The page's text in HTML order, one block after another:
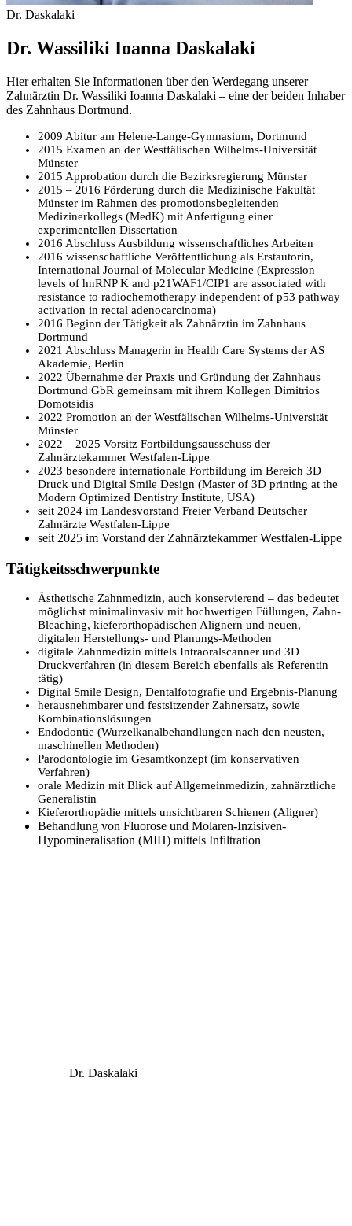
Dr. Daskalaki
Dr. Wassiliki Ioanna Daskalaki
Hier erhalten Sie Informationen über den Werdegang unserer
Zahnärztin Dr. Wassiliki Ioanna Daskalaki – eine der beiden Inhaber
des Zahnhaus Dortmund.
2009 Abitur am Helene-Lange-Gymnasium, Dortmund
2015 Examen an der Westfälischen Wilhelms-Universität
Münster
2015 Approbation durch die Bezirksregierung Münster
2015 – 2016 Förderung durch die Medizinische Fakultät
Münster im Rahmen des promotionsbegleitenden
Medizinerkollegs (MedK) mit Anfertigung einer
experimentellen Dissertation
2016 Abschluss Ausbildung wissenschaftliches Arbeiten
2016 wissenschaftliche Veröffentlichung als Erstautorin,
International Journal of Molecular Medicine (Expression
levels of hnRNP K and p21WAF1/CIP1 are associated with
resistance to radiochemotherapy independent of p53 pathway
activation in rectal adenocarcinoma)
2016 Beginn der Tätigkeit als Zahnärztin im Zahnhaus
Dortmund
2021 Abschluss Managerin in Health Care Systems der AS
Akademie, Berlin
2022 Übernahme der Praxis und Gründung der Zahnhaus
Dortmund GbR gemeinsam mit ihrem Kollegen Dimitrios
Domotsidis
2022 Promotion an der Westfälischen Wilhelms-Universität
Münster
2022 – 2025 Vorsitz Fortbildungsausschuss der
Zahnärztekammer Westfalen-Lippe
2023 besondere internationale Fortbildung im Bereich 3D
Druck und Digital Smile Design (Master of 3D printing at the
Modern Optimized Dentistry Institute, USA)
seit 2024 im Landesvorstand Freier Verband Deutscher
Zahnärzte Westfalen-Lippe
seit 2025 im Vorstand der Zahnärztekammer Westfalen-Lippe
Tätigkeitsschwerpunkte
Ästhetische Zahnmedizin, auch konservierend – das bedeutet
möglichst minimalinvasiv mit hochwertigen Füllungen, Zahn-
Bleaching, kieferorthopädischen Alignern und neuen,
digitalen Herstellungs- und Planungs-Methoden
digitale Zahnmedizin mittels Intraoralscanner und 3D
Druckverfahren (in diesem Bereich ebenfalls als Referentin
tätig)
Digital Smile Design, Dentalfotografie und Ergebnis-Planung
herausnehmbarer und festsitzender Zahnersatz, sowie
Kombinationslösungen
Endodontie (Wurzelkanalbehandlungen nach den neusten,
maschinellen Methoden)
Parodontologie im Gesamtkonzept (im konservativen
Verfahren)
orale Medizin mit Blick auf Allgemeinmedizin, zahnärztliche
Generalistin
Kieferorthopädie mittels unsichtbaren Schienen (Aligner)
Behandlung von Fluorose und Molaren-Inzisiven-
Hypomineralisation (MIH) mittels Infiltration
Dr. Daskalaki